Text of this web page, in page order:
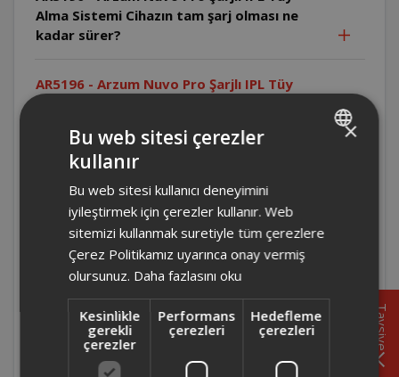
Alma Sistemi Cihazın tam şarj olması ne
kadar sürer?
AR5196 - Arzum Nuvo Pro Şarjlı IPL Tüy
AR5196 - Arzum Nuvo Pro Şarjlı IPL Tüy Alma Sistemi
Tam şarjlı batarya en az 260 atım yapabilir.
AR5196 - Arzum Nuvo Pro Şarjlı IPL Tüy
Alma Sistemi Epilasyon kremi veya ağda
kullanmak uygun mudur?
AR5196 - Arzum Nuvo Pro Şarjlı IPL Tüy
Alma Sistemi Uygulama öncesi tüyler nasıl
hazırlanmalıdır?
Tavsiye
×
Bu web sitesi çerezler
kullanır
Bu web sitesi kullanıcı deneyimini
iyileştirmek için çerezler kullanır. Web
sitemizi kullanmak suretiyle tüm çerezlere
Çerez Politikamız uyarınca onay vermiş
olursunuz. Daha fazlasını oku
Kesinlikle
gerekli
çerezler
Performans
çerezleri
Hedefleme
çerezleri